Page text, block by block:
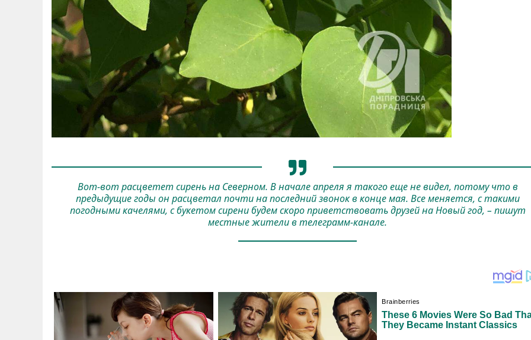
Вот-вот расцветет сирень на Северном. В начале апреля я такого еще не видел, потому что в
предыдущие годы он расцветал почти на последний звонок в конце мая. Все меняется, с такими
погодными качелями, с букетом сирени будем скоро приветствовать друзей на Новый год, – пишут
местные жители в телеграмм-канале.